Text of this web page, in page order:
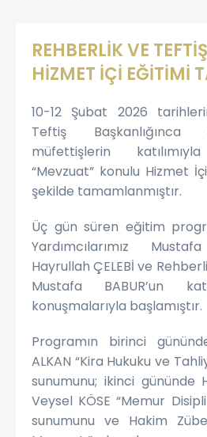
REHBERLİK VE
HİZMET İÇİ EĞİTİMİ
10-12 Şubat 2026
Teftiş
müfettişlerin
“Mevzuat” konulu Hizmet
şekilde tamamlanmıştır.
Üç gün süren eğitim
Yardımcılarımız
Hayrullah ÇELEBİ ve
Mustafa BABUR’un
konuşmalarıyla başlamıştır.
Programın birinci
ALKAN “Kira Hukuku ve
sunumunu; ikinci gününde
Veysel KÖSE “Memur
sunumunu ve Hakim